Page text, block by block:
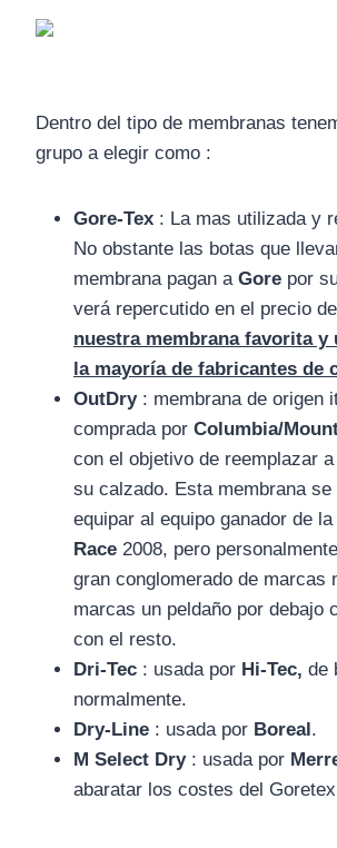
Dentro del tipo de membranas
grupo a elegir como :
Gore-Tex : La mas utilizada y
No obstante las botas que
membrana pagan a Gore por
verá repercutido en el precio
nuestra membrana favorita y
la mayoría de fabricantes de
OutDry : membrana de origen
comprada por Columbia/
con el objetivo de reemplazar
su calzado. Esta membrana se
equipar al equipo ganador de la
Race 2008, pero
gran conglomerado de marcas
marcas un peldaño por debajo
con el resto.
Dri-Tec : usada por Hi-Tec, de
normalmente.
Dry-Line : usada por Boreal .
M Select Dry : usada por
abaratar los costes del